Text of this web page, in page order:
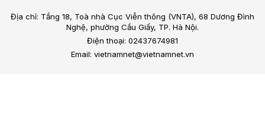
Địa chỉ: Tầng 18, Toà nhà Cục Viễn thông (VNTA), 68 Dương Đình
Nghệ, phường Cầu Giấy, TP. Hà Nội.
Điện thoại: 02437674981
Email: vietnamnet@vietnamnet.vn